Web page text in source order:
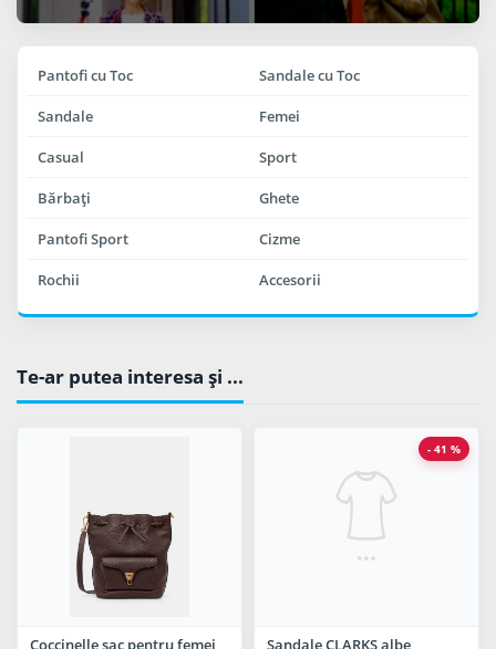
Pantofi cu Toc Sandale cu Toc
Sandale Femei
Casual Sport
Bărbaţi Ghete
Pantofi Sport Cizme
Rochii Accesorii
Te-ar putea interesa şi ...
Coccinelle sac pentru femei Sandale CLARKS albe,
- 41 %